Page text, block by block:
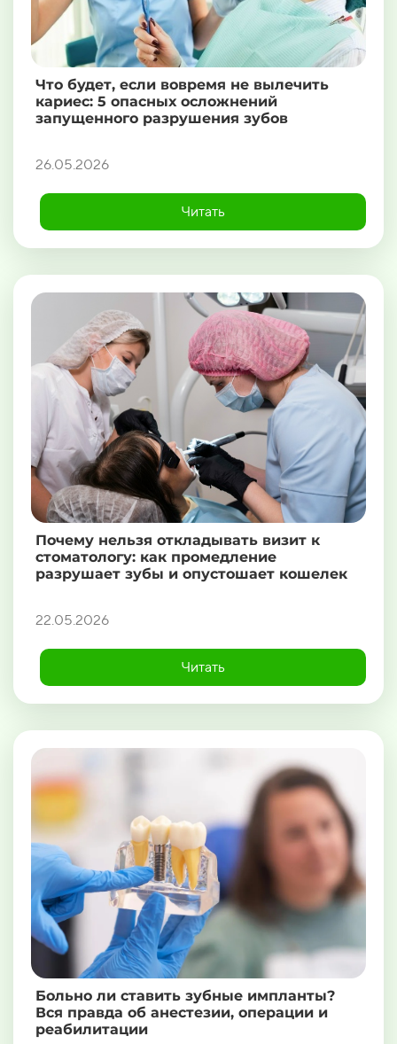
Что будет, если вовремя не вылечить
кариес: 5 опасных осложнений
запущенного разрушения зубов
26.05.2026
Читать
Почему нельзя откладывать визит к
стоматологу: как промедление
разрушает зубы и опустошает кошелек
22.05.2026
Читать
Больно ли ставить зубные импланты?
Вся правда об анестезии, операции и
реабилитации